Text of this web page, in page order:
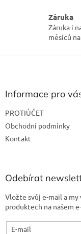
Záruka
Záruka i
měsíců
Z
Informace pro
PROTIÚČET
Obchodní podmínky
Kontakt
Odebírat
Vložte svůj e-mail a
produktech na našem
E-mail